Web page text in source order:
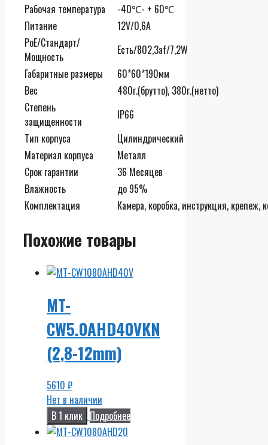
Рабочая температура
-40℃- + 60℃
Питание
12V/0,6А
PoE/Стандарт/
Мощность
Есть/802,3af/7,2W
Габаритные размеры
60*60*190мм
Вес
480г.(брутто), 380г.(нетто)
Степень
защищенности
IP66
Тип корпуса
Цилиндрический
Материал корпуса
Металл
Срок гарантии
36 Месяцев
Влажность
до 95%
Комплектация
Камера, коробка, инструкция, крепеж,
Похожие товары
MT-
CW5.0AHD40VKN
(2,8-12mm)
5610 ₽
Нет в наличии
В 1 клик Подробнее